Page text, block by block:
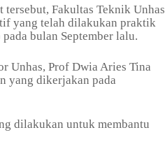
Fakultas Teknik Unhas
yang telah dilakukan praktik
bulan September lalu.
Unhas, Prof Dwia Aries Tina
yang dikerjakan pada
dilakukan untuk membantu